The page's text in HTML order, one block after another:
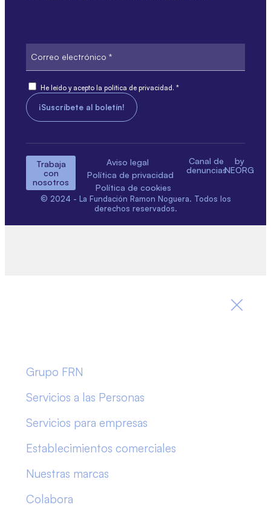
electrónico
Consiente
He leído y acepto la política de privacidad. *
Trabaja
con
nosotros
Aviso legal
Política de privacidad
Política de cookies
Canal de
denuncias
by
NEORG
© 2024 - La Fundación Ramon Noguera. Todos los
derechos reservados.
Grupo FRN
Servicios a las Personas
Servicios para empresas
Establecimientos comerciales
Nuestras marcas
Colabora